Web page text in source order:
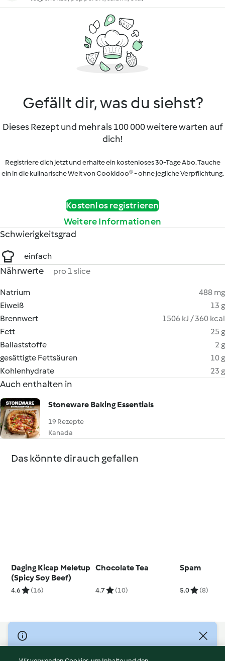
Gefällt dir, was du siehst?
Dieses Rezept und mehr als 100 000 weitere warten auf
dich!
Registriere dich jetzt und erhalte ein kostenloses 30-Tage Abo. Tauche
ein in die kulinarische Welt von Cookidoo® - ohne jegliche Verpflichtung.
Kostenlos registrieren
Weitere Informationen
Schwierigkeitsgrad
einfach
Nährwerte pro 1 slice
Natrium
488 mg
Eiweiß
13 g
Brennwert
1506 kJ / 360 kcal
Fett
25 g
Ballaststoffe
2 g
gesättigte Fettsäuren
10 g
Kohlenhydrate
23 g
Auch enthalten in
Stoneware Baking Essentials
19 Rezepte
Kanada
Das könnte dir auch gefallen
Daging Kicap Meletup
(Spicy Soy Beef)
4.6 (16)
Chocolate Tea
4.7 (10)
Spam
5.0 (8)
© Copyright 2026